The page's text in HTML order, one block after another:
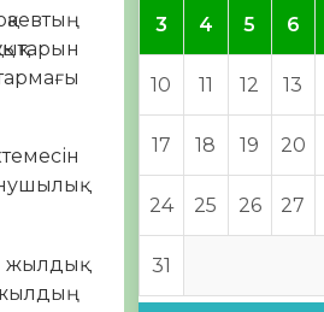
жылдың
3 4 5 6
10 11 12 13
17 18 19 20
24 25 26 27
31